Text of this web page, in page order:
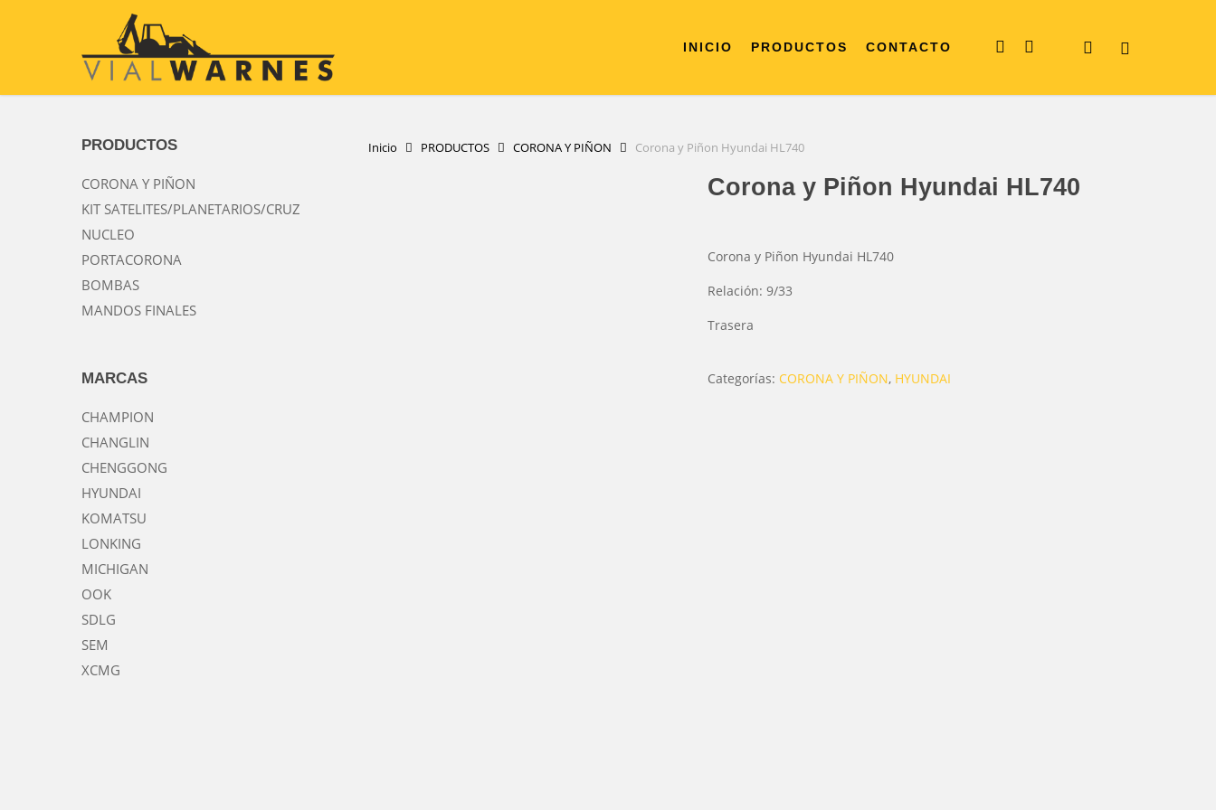
INICIO PRODUCTOS CONTACTO Facebook
Instagramsearch
PRODUCTOS
CORONA Y PIÑON
KIT SATELITES/PLANETARIOS/CRUZ
NUCLEO
PORTACORONA
BOMBAS
MANDOS FINALES
MARCAS
CHAMPION
CHANGLIN
CHENGGONG
HYUNDAI
KOMATSU
LONKING
MICHIGAN
OOK
SDLG
SEM
XCMG
Inicio PRODUCTOS CORONA Y PIÑON Corona y Piñon Hyundai HL740
Corona y Piñon Hyundai HL740
Corona y Piñon Hyundai HL740
Relación: 9/33
Trasera
Categorías: CORONA Y PIÑON, HYUNDAI